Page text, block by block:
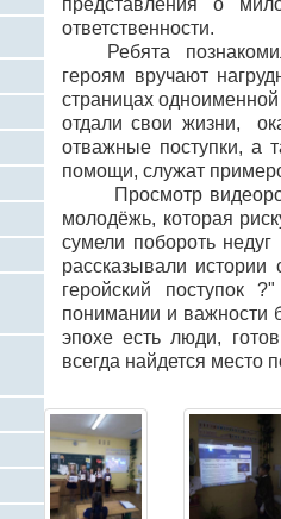
представления о
ответственности.
Ребята
героям вручают
страницах
отдали свои жизни,
отважные поступки, а
помощи, служат
Просмотр
молодёжь, которая
сумели побороть
рассказывали
геройский поступок
понимании и важности
эпохе есть люди,
всегда найдется место